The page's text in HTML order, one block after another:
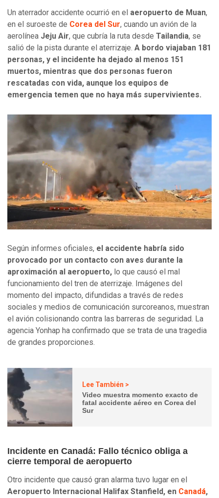
Un aterrador accidente ocurrió en el aeropuerto de Muan,
en el suroeste de Corea del Sur, cuando un avión de la
aerolínea Jeju Air, que cubría la ruta desde Tailandia, se
salió de la pista durante el aterrizaje. A bordo viajaban 181
personas, y el incidente ha dejado al menos 151
muertos, mientras que dos personas fueron
rescatadas con vida, aunque los equipos de
emergencia temen que no haya más supervivientes.
Según informes oficiales, el accidente habría sido
provocado por un contacto con aves durante la
aproximación al aeropuerto, lo que causó el mal
funcionamiento del tren de aterrizaje. Imágenes del
momento del impacto, difundidas a través de redes
sociales y medios de comunicación surcoreanos, muestran
el avión colisionando contra las barreras de seguridad. La
agencia Yonhap ha confirmado que se trata de una tragedia
de grandes proporciones.
Lee También >
Video muestra momento exacto de
fatal accidente aéreo en Corea del
Sur
Incidente en Canadá: Fallo técnico obliga a
cierre temporal de aeropuerto
Otro incidente que causó gran alarma tuvo lugar en el
Aeropuerto Internacional Halifax Stanfield, en Canadá,